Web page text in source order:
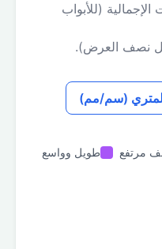
(للأبواب
نصف العرض).
(سم/مم)
مرتفع طويل وواسع